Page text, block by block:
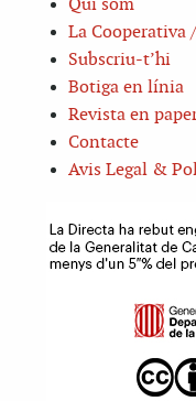
Qui som
La Cooperativa
Subscriu-t’hi
Botiga en línia
Revista en
Contacte
Avis Legal &